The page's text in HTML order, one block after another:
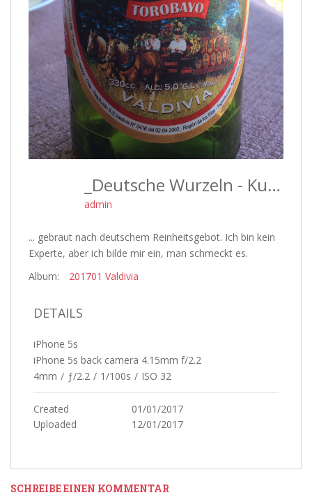
_Deutsche Wurzeln - Kunstmann Bier
admin
... gebraut nach deutschem Reinheitsgebot. Ich bin kein
Experte, aber ich bilde mir ein, man schmeckt es.
Album:
201701 Valdivia
DETAILS
iPhone 5s
iPhone 5s back camera 4.15mm f/2.2
4mm / ƒ/2.2 / 1/100s / ISO 32
Created
01/01/2017
Uploaded
12/01/2017
SCHREIBE EINEN KOMMENTAR